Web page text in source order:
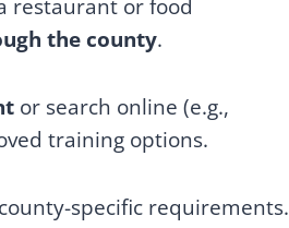
restaurant or food
the county.
or search online (e.g.,
training options.
specific requirements.